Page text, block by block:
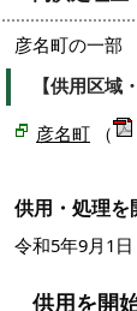
彦名町の一部
【供用区域
彦名町 （
供用・処理を
令和5年9月1日
供用を開